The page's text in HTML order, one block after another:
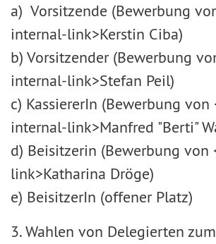
a) Vorsitzende (Bewerbung
internal-link>Kerstin Ciba)
b) Vorsitzender (Bewerbung
internal-link>Stefan Peil)
c) KassiererIn (Bewerbung von
internal-link>Manfred "Berti"
d) Beisitzerin (Bewerbung
link>Katharina Dröge)
e) BeisitzerIn (offener Platz)
3. Wahlen von Delegierten zum